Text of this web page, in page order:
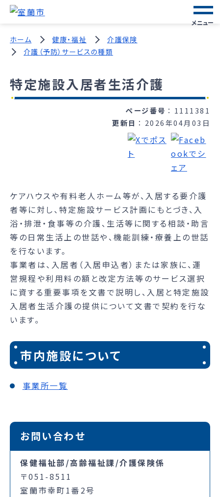
メニュー
ホーム 健康・福祉
介護保険
介護（予防）サービスの種類
特定施設入居者生活介護
ページ番号
1111381
更新日
2026年04月03日
ケアハウスや有料老人ホーム等が、入居する要介護
者等に対し、特定施設サービス計画にもとづき、入
浴・排泄・食事等の介護、生活等に関する相談・助言
等の日常生活上の世話や、機能訓練・療養上の世話
を行ないます。
事業者は、入居者（入居申込者）または家族に、運
営規程や利用料の額と改定方法等のサービス選択
に資する重要事項を文書で説明し、入居と特定施設
入居者生活介護の提供について文書で契約を行な
います。
市内施設について
事業所一覧
お問い合わせ
保健福祉部/高齢福祉課/介護保険係
〒051-8511
室蘭市幸町1番2号